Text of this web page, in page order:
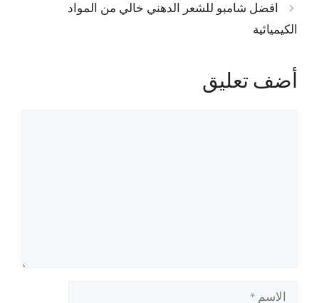
افضل شامبو للشعر الدهني خالي من المواد
الكيميائية
أضف تعليق
الاسم